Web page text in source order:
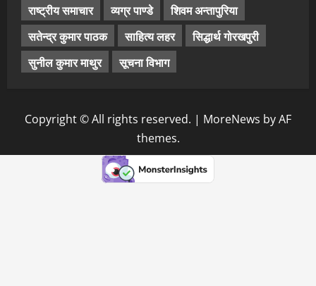
राष्ट्रीय समाचार
व्यग्र पाण्डे
शिवम अन्तापुरिया
सतेन्द्र कुमार पाठक
साहित्य लहर
सिद्धार्थ गोरखपुरी
सुनील कुमार माथुर
सूचना विभाग
Copyright © All rights reserved. | MoreNews by AF
themes.